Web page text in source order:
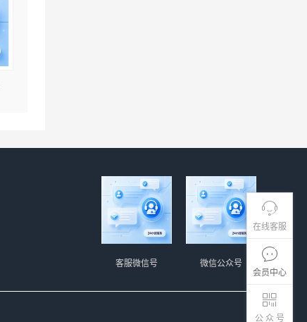
在线客服
会员中心
公 众 号
微信公众号
客服微信号